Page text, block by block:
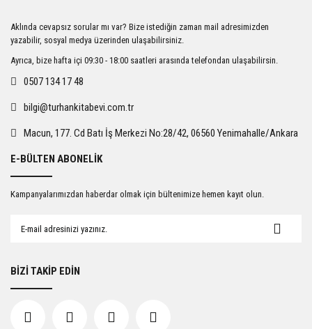
Ürün açıklamasında eksik bilgiler bulunuyor.
Ürün bilgilerinde hatalar bulunuyor.
Ürün fiyatı diğer sitelerden daha pahalı.
Gönder
Aklında cevapsız sorular mı var? Bize istediğin zaman mail adresimizden
yazabilir, sosyal medya üzerinden ulaşabilirsiniz.
Ayrıca, bize hafta içi 09:30 - 18:00 saatleri arasında telefondan ulaşabilirsin.
0507 134 17 48
bilgi@turhankitabevi.com.tr
Macun, 177. Cd Batı İş Merkezi No:28/42, 06560 Yenimahalle/Ankara
E-BÜLTEN ABONELİK
Kampanyalarımızdan haberdar olmak için bültenimize hemen kayıt olun.
BİZİ TAKİP EDİN